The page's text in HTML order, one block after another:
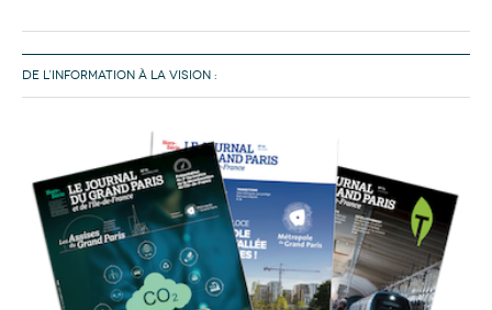
DE L’INFORMATION À LA VISION :